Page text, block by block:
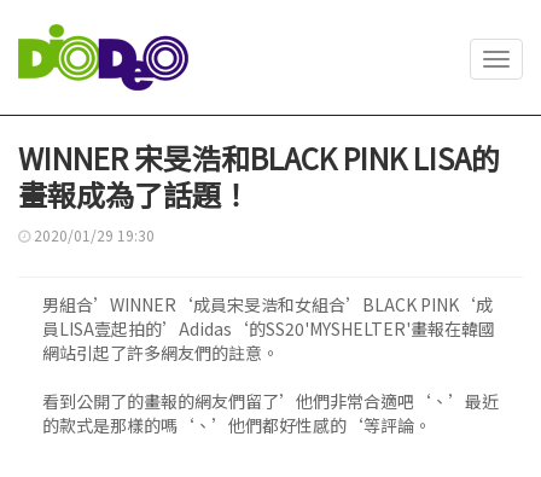
WINNER 宋旻浩和BLACK PINK LISA的
畫報成為了話題！
2020/01/29 19:30
男組合’WINNER‘成員宋旻浩和女組合’BLACK PINK‘成
員LISA壹起拍的’Adidas‘的SS20'MYSHELTER'畫報在韓國
網站引起了許多網友們的註意。
看到公開了的畫報的網友們留了’他們非常合適吧‘、’最近
的款式是那樣的嗎‘、’他們都好性感的‘等評論。